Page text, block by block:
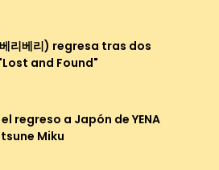
(베리베리) regresa tras dos
and Found"
el regreso a Japón de YENA
Miku